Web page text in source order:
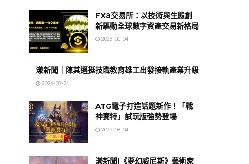
FX8交易所：以技術與生態創
新驅動全球數字資產交易新格局
2026-01-04
漾新聞｜陳其邁挺技職教育雄工出發接軌產業升級
2026-03-21
ATG電子打造話題新作！「戰
神賽特」試玩版強勢登場
2025-08-04
漾新聞|《夢幻威尼斯》藝術家